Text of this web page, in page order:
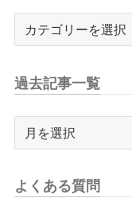
リ
一
覧
過去記事一覧
事
よくある質問